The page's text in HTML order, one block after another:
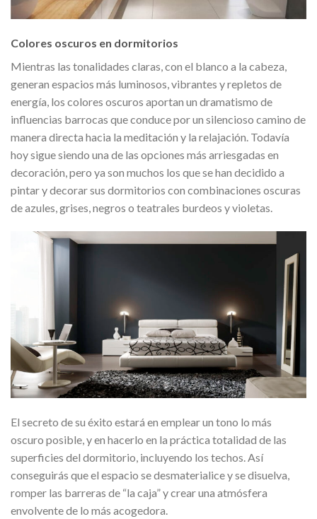
Colores oscuros en dormitorios
Mientras las tonalidades claras, con el blanco a la cabeza,
generan espacios más luminosos, vibrantes y repletos de
energía, los colores oscuros aportan un dramatismo de
influencias barrocas que conduce por un silencioso camino de
manera directa hacia la meditación y la relajación. Todavía
hoy sigue siendo una de las opciones más arriesgadas en
decoración, pero ya son muchos los que se han decidido a
pintar y decorar sus dormitorios con combinaciones oscuras
de azules, grises, negros o teatrales burdeos y violetas.
El secreto de su éxito estará en emplear un tono lo más
oscuro posible, y en hacerlo en la práctica totalidad de las
superficies del dormitorio, incluyendo los techos. Así
conseguirás que el espacio se desmaterialice y se disuelva,
romper las barreras de “la caja” y crear una atmósfera
envolvente de lo más acogedora.